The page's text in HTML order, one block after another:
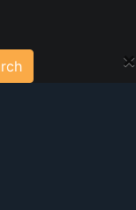
×